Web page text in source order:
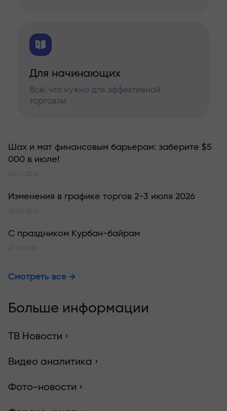
Для начинающих
Всё, что нужно для эффективной
торговли
Шах и мат финансовым барьерам: заберите $5
000 в июле!
02.07.2026
Изменения в графике торгов 2-3 июля 2026
30.06.2026
С праздником Курбан-байрам
27.05.2026
Смотреть все
Больше информации
ТВ Новости ›
Видео аналитика ›
Фото-новости ›